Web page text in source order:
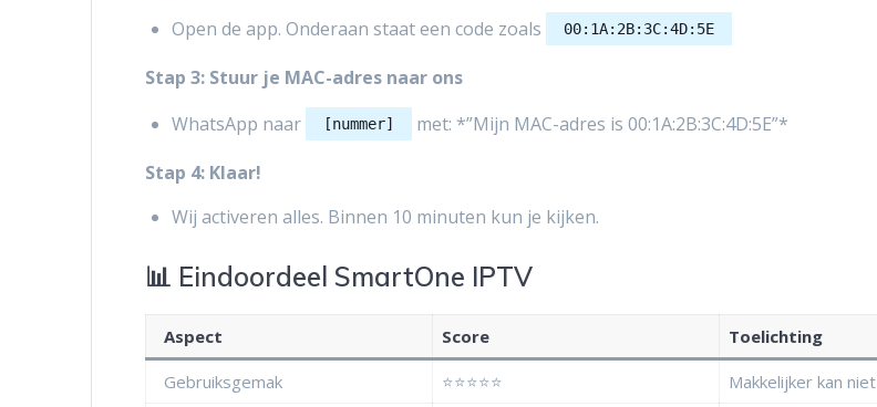
Open de app. Onderaan staat een code zoals
00:1A:2B:3C:4D:5E
Stap 3: Stuur je MAC-adres naar ons
WhatsApp naar
[nummer]
met: *”Mijn MAC-adres is 00:1A:2B:3C:4D:5E”*
Stap 4: Klaar!
Wij activeren alles. Binnen 10 minuten kun je kijken.
📊 Eindoordeel SmartOne IPTV
Aspect Score Toelichting
Gebruiksgemak ⭐⭐⭐⭐⭐ Makkelijker kan niet